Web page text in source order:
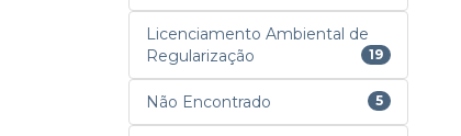
Licenciamento Ambiental de
Regularização
19
Não Encontrado 5